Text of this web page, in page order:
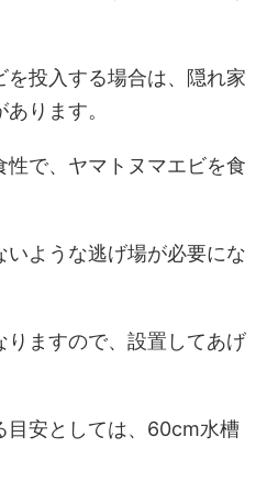
投入する場合は、隠れ家
ります。
性で、ヤマトヌマエビを食
ような逃げ場が必要にな
りますので、設置してあげ
目安としては、60cm水槽